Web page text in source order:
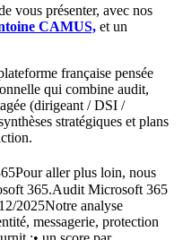
vous présenter, avec nos
CAMUS, et un
française pensée
qui combine audit,
(dirigeant / DSI /
stratégiques et plans
aller plus loin, nous
365.Audit Microsoft 365
2025Notre analyse
messagerie, protection